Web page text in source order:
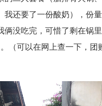
我还要了一份酸奶），份
俩没吃完，可惜了剩在锅
（可以在网上查一下，团